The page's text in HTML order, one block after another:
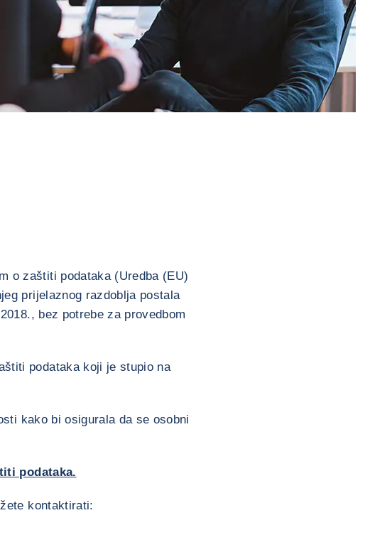
o zaštiti podataka (Uredba (EU)
prijelaznog razdoblja postala
bez potrebe za provedbom
podataka koji je stupio na
kako bi osigurala da se osobni
podataka.
kontaktirati: